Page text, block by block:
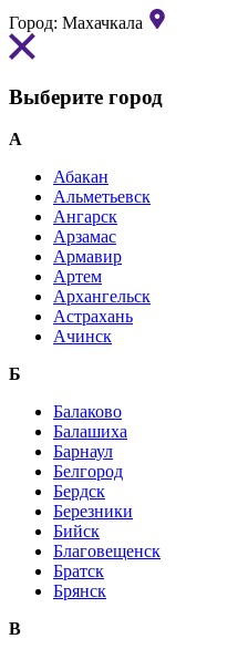
Город: Махачкала
Выберите город
А
Абакан
Альметьевск
Ангарск
Арзамас
Армавир
Артем
Архангельск
Астрахань
Ачинск
Б
Балаково
Балашиха
Барнаул
Белгород
Бердск
Березники
Бийск
Благовещенск
Братск
Брянск
В